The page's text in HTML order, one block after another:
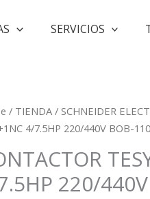
SERVICIOS
/ TIENDA / SCHNEIDER
4/7.5HP 220/440V BOB-
220/